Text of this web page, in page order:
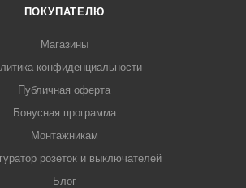
ПОКУПАТЕЛЮ
Магазины
конфиденциальности
Публичная оферта
Бонусная программа
Монтажникам
розеток и выключателей
Блог